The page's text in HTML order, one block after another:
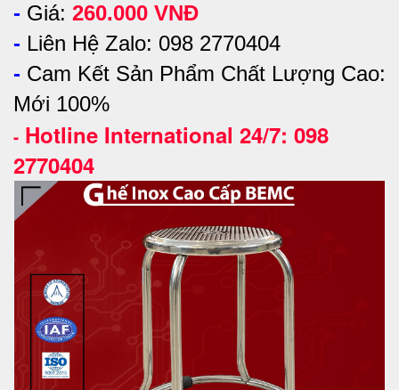
- Giá: 260.000 VNĐ
- Liên Hệ Zalo: 098 2770404
- Cam Kết Sản Phẩm Chất Lượng Cao:
Mới 100%
- Hotline International 24/7: 098
2770404